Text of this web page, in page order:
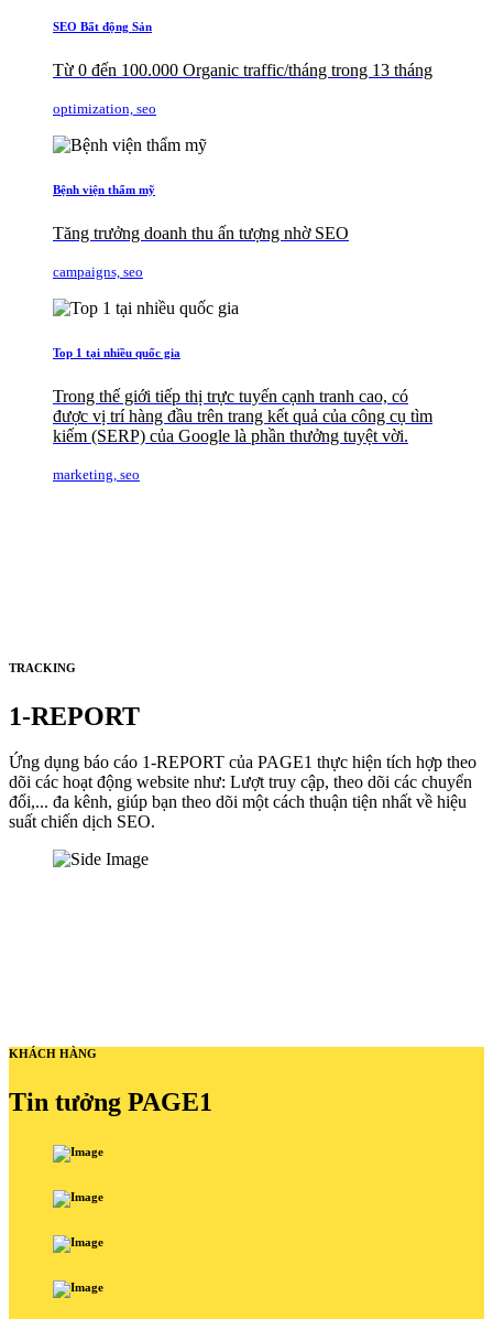
SEO Bất động Sản
Từ 0 đến 100.000 Organic traffic/tháng trong 13 tháng
optimization, seo
Bệnh viện thẩm mỹ
Tăng trưởng doanh thu ấn tượng nhờ SEO
campaigns, seo
Top 1 tại nhiều quốc gia
Trong thế giới tiếp thị trực tuyến cạnh tranh cao, có
được vị trí hàng đầu trên trang kết quả của công cụ tìm
kiếm (SERP) của Google là phần thưởng tuyệt vời.
marketing, seo
TRACKING
1-REPORT
Ứng dụng báo cáo 1-REPORT của PAGE1 thực hiện tích hợp theo
dõi các hoạt động website như: Lượt truy cập, theo dõi các chuyển
đổi,... đa kênh, giúp bạn theo dõi một cách thuận tiện nhất về hiệu
suất chiến dịch SEO.
KHÁCH HÀNG
Tin tưởng PAGE1